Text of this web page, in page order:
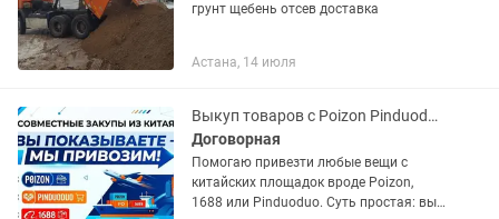
грунт щебень отсев доставка
Астана, 14 июля
Выкуп товаров с Poizon Pinduoduo 1688 доставка из Китая в Казахстан
Договорная
Помогаю привезти любые вещи с
китайских площадок вроде Poizon,
1688 или Pinduoduo. Суть простая: вы